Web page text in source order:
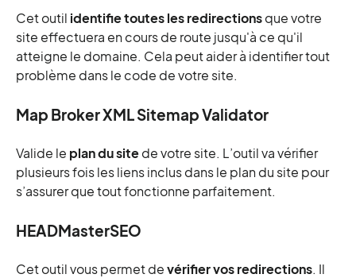
Cet outil identifie toutes les redirectionsque votre
site effectuera en cours de route jusqu'à ce qu'il
atteigne le domaine. Cela peut aider à identifier tout
problème dans le code de votre site.
Map Broker XML Sitemap Validator
Valide le plan du sitede votre site. L’outil va vérifier
plusieurs fois les liens inclus dans le plan du site pour
s’assurer que tout fonctionne parfaitement.
HEADMasterSEO
Cet outil vous permet devérifier vos redirections. Il